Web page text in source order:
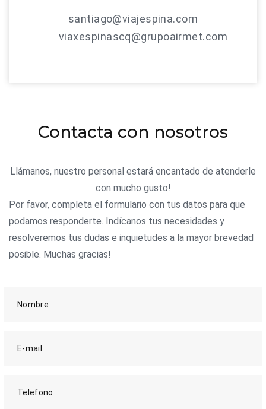
santiago@viajespina.com
viaxespinascq@grupoairmet.com
Contacta con nosotros
Llámanos, nuestro personal estará encantado de atenderle
con mucho gusto!
Por favor, completa el formulario con tus datos para que
podamos responderte. Indícanos tus necesidades y
resolveremos tus dudas e inquietudes a la mayor brevedad
posible. Muchas gracias!
Nombre
E-mail
Telefono